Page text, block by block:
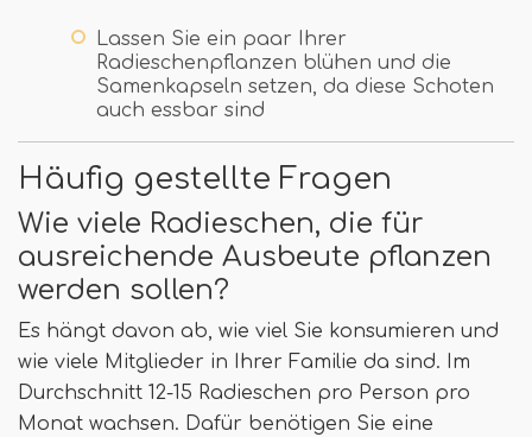
Lassen Sie ein paar Ihrer
Radieschenpflanzen blühen und die
Samenkapseln setzen, da diese Schoten
auch essbar sind
Häufig gestellte Fragen
Wie viele Radieschen, die für
ausreichende Ausbeute pflanzen
werden sollen?
Es hängt davon ab, wie viel Sie konsumieren und
wie viele Mitglieder in Ihrer Familie da sind. Im
Durchschnitt 12-15 Radieschen pro Person pro
Monat wachsen. Dafür benötigen Sie eine